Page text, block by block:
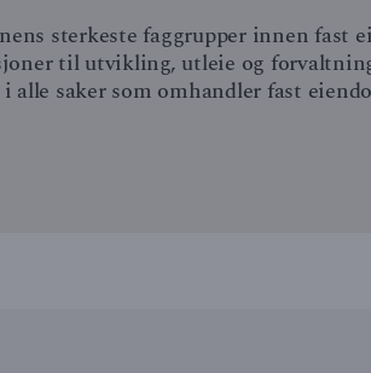
sterkeste faggrupper innen fast
til utvikling, utleie og
saker som omhandler fast